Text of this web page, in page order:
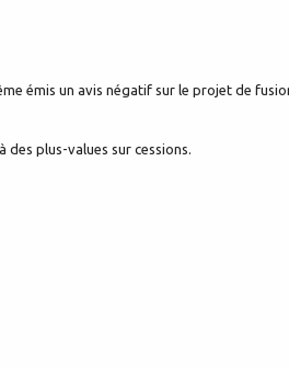
émis un avis négatif sur le projet de
des plus-values sur cessions.